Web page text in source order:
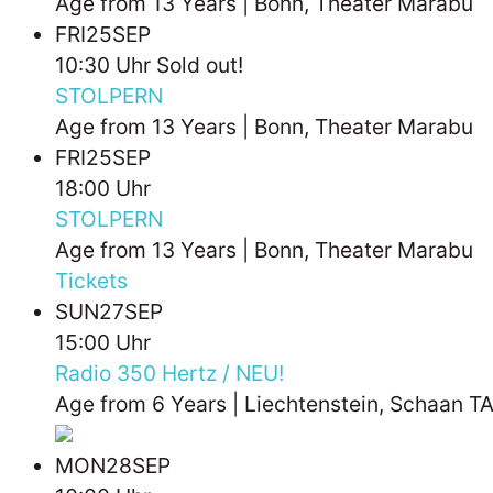
FRI25SEP
10:30 Uhr Sold out!
STOLPERN
Age from 13 Years | Bonn, Theater Marabu
FRI25SEP
18:00 Uhr
STOLPERN
Age from 13 Years | Bonn, Theater Marabu
Tickets
SUN27SEP
15:00 Uhr
Radio 350 Hertz / NEU!
Age from 6 Years | Liechtenstein, Schaan
MON28SEP